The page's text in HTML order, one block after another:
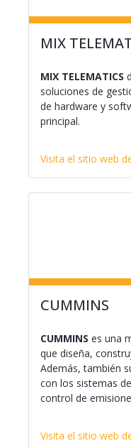
MIX
MIX TELEMATICS
soluciones de
de hardware y
principal.
Visita el sitio web
CUMMINS
CUMMINS es una
que diseña,
Además, también
con los sistemas
control de
Visita el sitio web